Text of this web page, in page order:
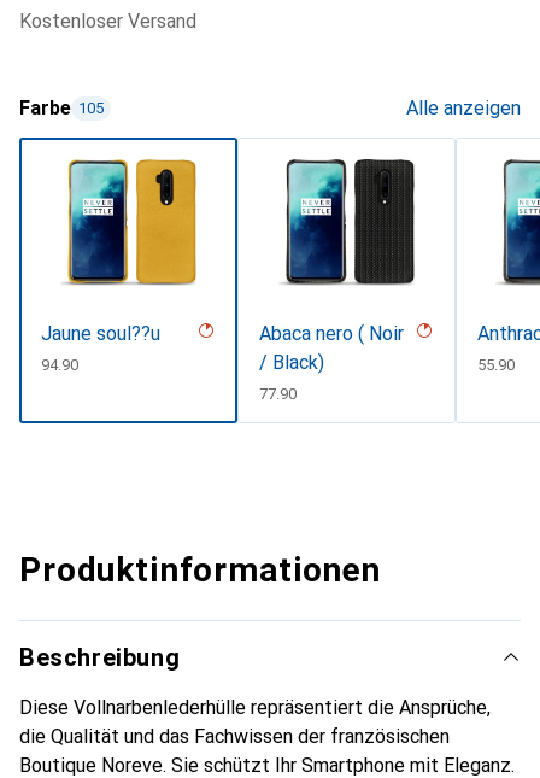
kostenloser Versand
Farbe 105 Alle anzeigen
Jaune soul??u
CHF
94.90
Abaca nero ( Noir
/ Black)
CHF
77.90
CHF
55.90
Produktinformationen
Beschreibung
Diese Vollnarbenlederhülle repräsentiert die Ansprüche,
die Qualität und das Fachwissen der französischen
Boutique Noreve. Sie schützt Ihr Smartphone mit Eleganz.